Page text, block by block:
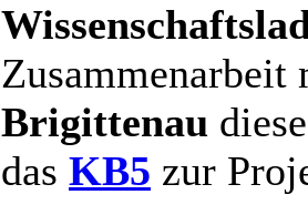
Brigittenau
das KB5 zur